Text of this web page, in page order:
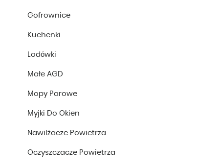
Gofrownice
Kuchenki
Lodówki
Małe AGD
Mopy Parowe
Myjki Do Okien
Nawilżacze Powietrza
Oczyszczacze Powietrza